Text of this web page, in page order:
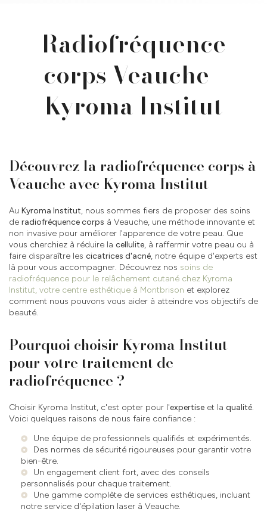
Radiofréquence
corps Veauche -
Kyroma Institut
Découvrez la radiofréquence corps à
Veauche avec Kyroma Institut
Au Kyroma Institut, nous sommes fiers de proposer des soins
de radiofréquence corps à Veauche, une méthode innovante et
non invasive pour améliorer l'apparence de votre peau. Que
vous cherchiez à réduire la cellulite, à raffermir votre peau ou à
faire disparaître les cicatrices d'acné, notre équipe d'experts est
là pour vous accompagner. Découvrez nos soins de
radiofréquence pour le relâchement cutané chez Kyroma
Institut, votre centre esthétique à Montbrison et explorez
comment nous pouvons vous aider à atteindre vos objectifs de
beauté.
Pourquoi choisir Kyroma Institut
pour votre traitement de
radiofréquence ?
Choisir Kyroma Institut, c'est opter pour l'expertise et la qualité.
Voici quelques raisons de nous faire confiance :
Une équipe de professionnels qualifiés et expérimentés.
Des normes de sécurité rigoureuses pour garantir votre
bien-être.
Un engagement client fort, avec des conseils
personnalisés pour chaque traitement.
Une gamme complète de services esthétiques, incluant
notre service d'épilation laser à Veauche.